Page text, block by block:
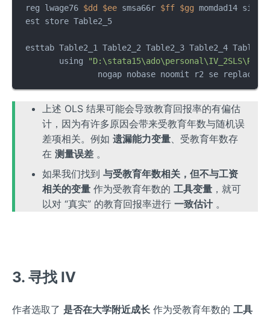
reg lwage76 $dd $ee smsa66r $ff $gg momdad14
est store Table2_5
esttab Table2_1 Table2_2 Table2_3 Table2_4
        using
		nogap nobase noomit r2 se replace
上述 OLS 结果可能会导致教育回报率的有偏估
计，因为有许多原因会带来受教育年数与随机误
差项相关。例如 遗漏能力变量、受教育年数存
在 测量误差。
如果我们找到 与受教育年数相关，但不与工资
相关的变量作为受教育年数的 工具变量，就可
以对 “真实” 的教育回报率进行 一致估计。
3. 寻找 IV
作者选取了 是否在大学附近成长 作为受教育年数的 工具